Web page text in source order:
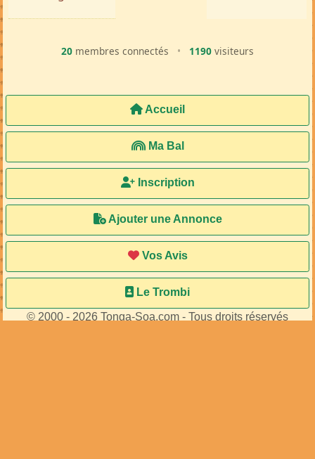
20 membres connectés • 1190 visiteurs
Accueil
Ma Bal
Inscription
Ajouter une Annonce
Vos Avis
Le Trombi
© 2000 - 2026 Tonga-Soa.com - Tous droits réservés